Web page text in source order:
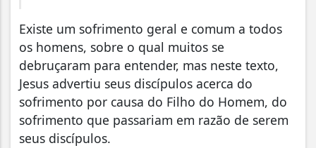
Existe um sofrimento geral e comum a todos
os homens, sobre o qual muitos se
debruçaram para entender, mas neste texto,
Jesus advertiu seus discípulos acerca do
sofrimento por causa do Filho do Homem, do
sofrimento que passariam em razão de serem
seus discípulos.